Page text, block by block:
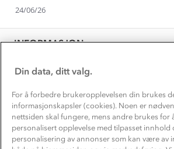
on
Jun
2026
Buarian
D.
Jun
2026
24/06/26
INFORMASJON
Bedrift, barnehage og SFO
Presse
OM OSS
Personvern
Samarbeide med oss?
TIPS OG RÅD
Store størrelser
Turmat oppskrifter
Beredskap
AKTIVITETER
Få turinspirasjon og tips her⛰
Overnatte utendørs⛺
Leirskole 🥾
Barnehageansatt
Tips til hyttetur
Din data, ditt valg.
For å forbedre brukeropplevelsen din brukes
informasjonskapsler (cookies). Noen er
nettsiden skal fungere, mens andre brukes for
personalisert opplevelse med tilpasset innhold
personalisering av annonser som kan være av